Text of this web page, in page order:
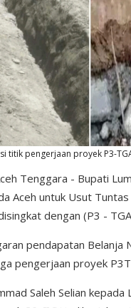
titik pengerjaan proyek P3-
Tenggara - Bupati
Aceh untuk Usut
dengan (P3 -
pendapatan Belanja
pengerjaan proyek
Saleh Selian